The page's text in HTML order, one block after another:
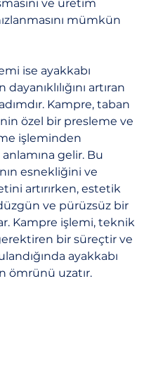
ve üretim
mümkün
ise ayakkabı
dayanıklılığını artıran
Kampre, taban
özel bir presleme ve
işleminden
gelir. Bu
esnekliğini ve
artırırken, estetik
ve pürüzsüz bir
Kampre işlemi, teknik
bir süreçtir ve
ayakkabı
ömrünü uzatır.